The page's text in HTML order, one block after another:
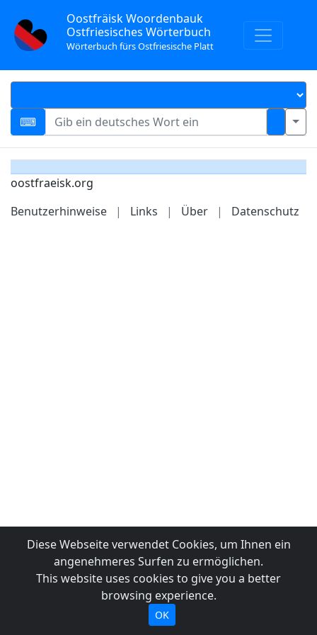
Oostfräisk Woordenbauk
Ostfriesisches Wörterbuch
Wörterbuch fürs Ostfriesische Platt
oostfraeisk.org
Benutzerhinweise
| Links | Über | Datenschutz
Diese Webseite verwendet Cookies, um Ihnen ein
angenehmeres Surfen zu ermöglichen.
This website uses cookies to give you a better
browsing experience.
OK